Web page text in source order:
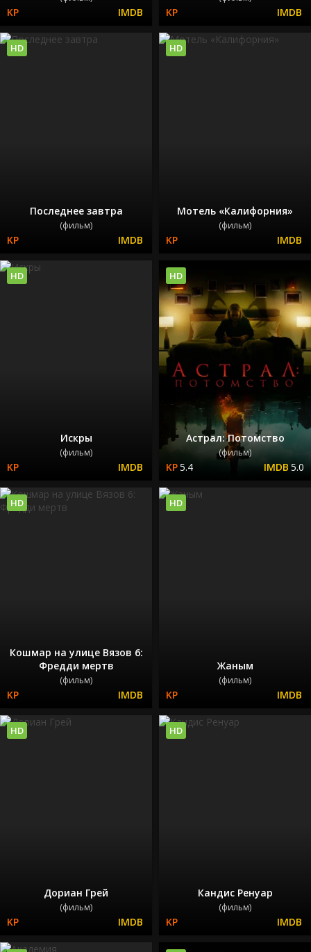
Последнее завтра
(фильм)
HD
Мотель «Калифорния»
(фильм)
HD
Искры
(фильм)
HD
Астрал: Потомство
(фильм)
5.4 5.0
HD
Кошмар на улице Вязов 6:
Фредди мертв
(фильм)
HD
Жаным
(фильм)
HD
Дориан Грей
(фильм)
HD
Кандис Ренуар
(фильм)
HD